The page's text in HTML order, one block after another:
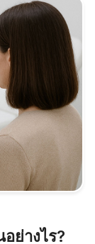
ย่างไร?